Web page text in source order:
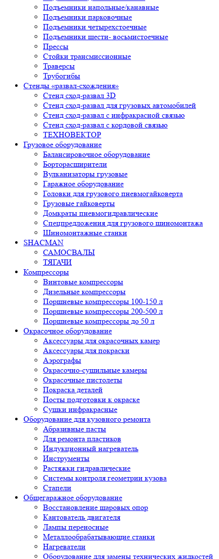
Прессы
Стойки трансмиссионные
Траверсы
Трубогибы
Стенды «развал-схождения»
Стенд сход-развал 3D
Стенд сход-развал для грузовых автомобилей
Стенд сход-развал с инфракрасной связью
Стенд сход-развал с кордовой связью
ТЕХНОВЕКТОР
Грузовое оборудование
Балансировочное оборудование
Борторасширители
Вулканизаторы грузовые
Гаражное оборудование
Головки для грузового пневмогайковерта
Грузовые гайковерты
Домкраты пневмогидравлические
Спецпредложения для грузового шиномонтажа
Шиномонтажные станки
SHACMAN
САМОСВАЛЫ
ТЯГАЧИ
Компресcоры
Винтовые компрессоры
Дизельные компрессоры
Поршневые компрессоры 100-150 л
Поршневые компрессоры 200-500 л
Поршневые компрессоры до 50 л
Окрасочное оборудование
Аксессуары для окрасочных камер
Аксессуары для покраски
Аэрографы
Окрасочно-сушильные камеры
Окрасочные пистолеты
Покраска деталей
Посты подготовки к окраске
Сушки инфракрасные
Оборудование для кузовного ремонта
Абразивные пасты
Для ремонта пластиков
Индукционный нагреватель
Инструменты
Растяжки гидравлические
Системы контроля геометрии кузова
Стапели
Общегаражное оборудование
Восстановление шаровых опор
Кантователь двигателя
Лампы переносные
Металлообрабатывающие станки
Нагреватели
Оборудование для замены технических жидкостей
Оборудование для тормозных систем
Опоры для вывешивания двигателя
Пескоструйные камеры
Пусковые и зарядные устройства